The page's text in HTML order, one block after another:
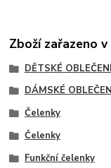
Zboží zařazeno
DĚTSKÉ OBLEČENÍ
DÁMSKÉ
Čelenky
Čelenky
Funkční čelenky